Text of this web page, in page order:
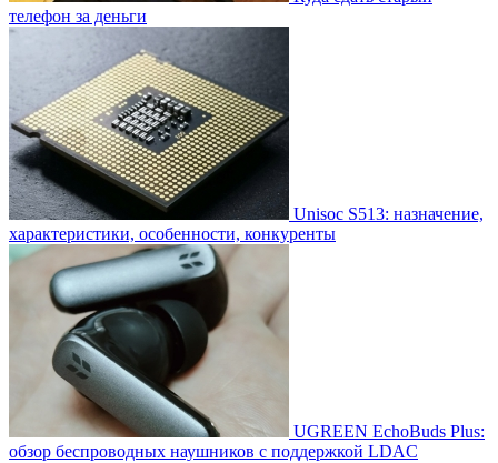
телефон за деньги
Unisoc S513: назначение,
характеристики, особенности, конкуренты
UGREEN EchoBuds Plus:
обзор беспроводных наушников с поддержкой LDAC